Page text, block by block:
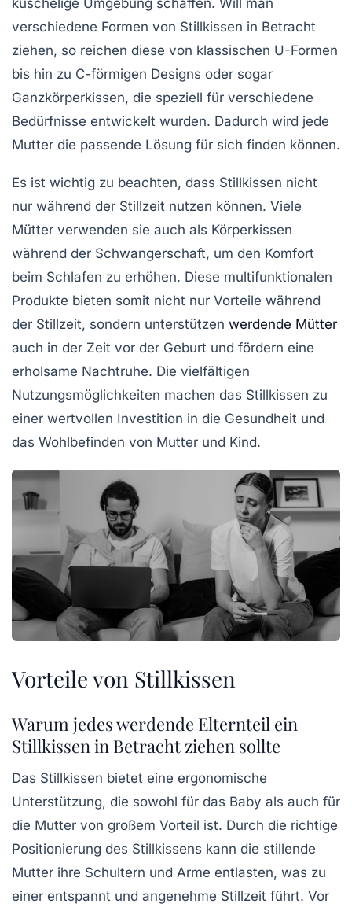
verschiedene Formen von Stillkissen in Betracht
ziehen, so reichen diese von klassischen U-Formen
bis hin zu C-förmigen Designs oder sogar
Ganzkörperkissen, die speziell für verschiedene
Bedürfnisse entwickelt wurden. Dadurch wird jede
Mutter die passende Lösung für sich finden können.
Es ist wichtig zu beachten, dass Stillkissen nicht
nur während der Stillzeit nutzen können. Viele
Mütter verwenden sie auch als Körperkissen
während der Schwangerschaft, um den Komfort
beim Schlafen zu erhöhen. Diese multifunktionalen
Produkte bieten somit nicht nur Vorteile während
der Stillzeit, sondern unterstützen werdende Mütter
auch in der Zeit vor der Geburt und fördern eine
erholsame Nachtruhe. Die vielfältigen
Nutzungsmöglichkeiten machen das Stillkissen zu
einer wertvollen Investition in die Gesundheit und
das Wohlbefinden von Mutter und Kind.
Vorteile von Stillkissen
Warum jedes werdende Elternteil ein
Stillkissen in Betracht ziehen sollte
Das Stillkissen bietet eine ergonomische
Unterstützung, die sowohl für das Baby als auch für
die Mutter von großem Vorteil ist. Durch die richtige
Positionierung des Stillkissens kann die stillende
Mutter ihre Schultern und Arme entlasten, was zu
einer entspannt und angenehme Stillzeit führt. Vor